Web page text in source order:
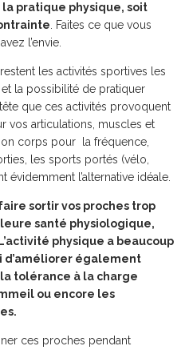
la pratique physique, soit
. Faites ce que vous
l’envie.
les activités sportives les
la possibilité de pratiquer
que ces activités provoquent
vos articulations, muscles et
corps pour la fréquence,
les sports portés (vélo,
évidemment l’alternative idéale.
sortir vos proches trop
santé physiologique,
physique a beaucoup
d’améliorer également
tolérance à la charge
ou encore les
ces proches pendant